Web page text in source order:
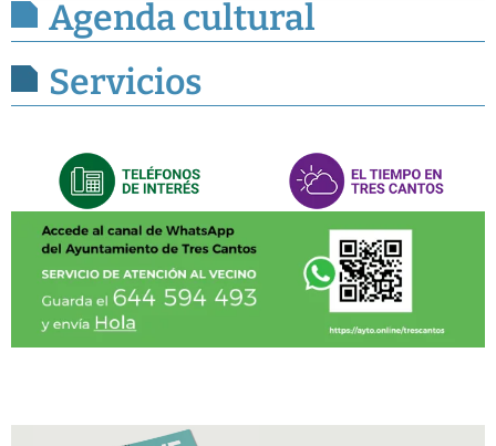
Agenda cultural
Servicios